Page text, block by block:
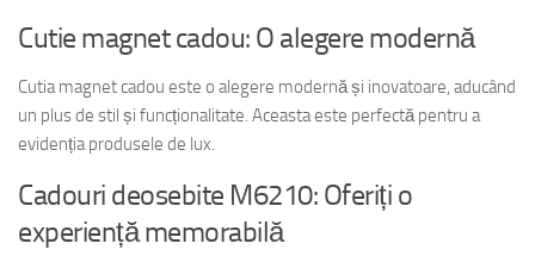
Cutie magnet cadou: O alegere modernă
Cutia magnet cadou este o alegere modernă și inovatoare, aducând
un plus de stil și funcționalitate. Aceasta este perfectă pentru a
evidenția produsele de lux.
Cadouri deosebite M6210: Oferiți o
experiență memorabilă